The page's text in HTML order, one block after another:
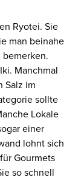
Ryotei. Sie
man beinahe
Manchmal
Salz im
sollte
Lokale
einer
lohnt sich
Gourmets
so schnell